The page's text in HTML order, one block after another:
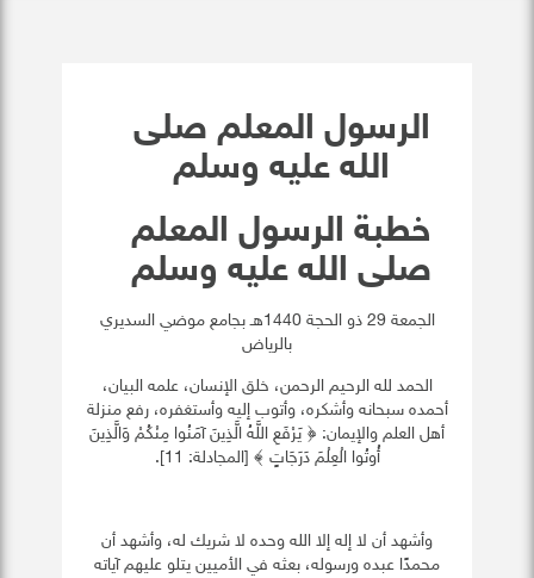
الرسول المعلم صلى
الله عليه وسلم
خطبة الرسول المعلم
صلى الله عليه وسلم
الجمعة 29 ذو الحجة 1440هـ بجامع موضي السديري
بالرياض
الحمد لله الرحيم الرحمن، خلق الإنسان، علمه البيان،
أحمده سبحانه وأشكره، وأتوب إليه وأستغفره، رفع منزلة
أهل العلم والإيمان: ﴿ يَرْفَعِ اللَّهُ الَّذِينَ آمَنُوا مِنْكُمْ وَالَّذِينَ
أُوتُوا الْعِلْمَ دَرَجَاتٍ ﴾ [المجادلة: 11].
وأشهد أن لا إله إلا الله وحده لا شريك له، وأشهد أن
محمدًا عبده ورسوله، بعثه في الأميين يتلو عليهم آياته